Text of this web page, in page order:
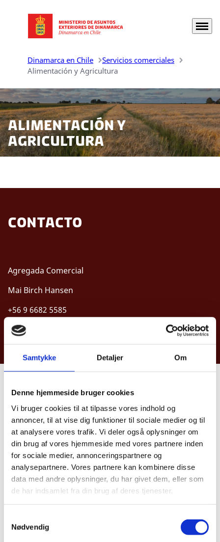
Samtykke Detaljer Om
Denne hjemmeside bruger cookies
Vi bruger cookies til at tilpasse vores indhold og
annoncer, til at vise dig funktioner til sociale medier og til
at analysere vores trafik. Vi deler også oplysninger om
din brug af vores hjemmeside med vores partnere inden
for sociale medier, annonceringspartnere og
analysepartnere. Vores partnere kan kombinere disse
data med andre oplysninger, du har givet dem, eller som
de har indsamlet fra din brug af deres tjenester.
Nødvendig
Ir a la página principal Menú
Dinamarca en Chile
Servicios comerciales
Alimentación y Agricultura
Alimentación y
agricultura
contacto
Agregada Comercial
Mai Birch Hansen
+56 9 6682 5585
E-mail: